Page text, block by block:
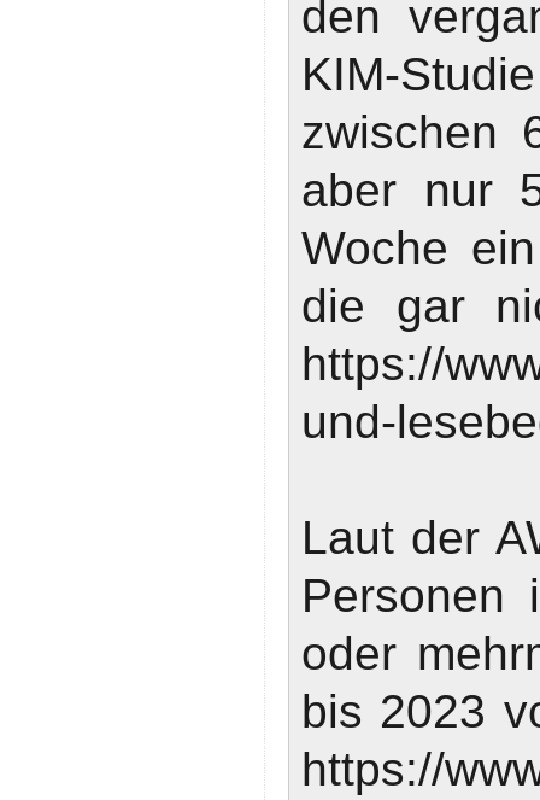
den
KIM-
zwischen
aber nur
Woche
die gar
https://
und-
Laut der
Personen
oder
bis 2023
https://